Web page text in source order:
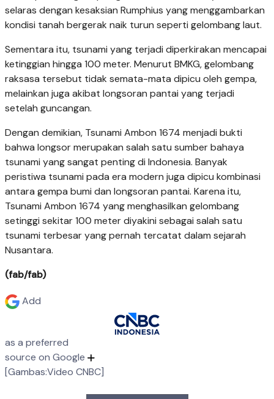
selaras dengan kesaksian Rumphius yang menggambarkan
kondisi tanah bergerak naik turun seperti gelombang laut.
Sementara itu, tsunami yang terjadi diperkirakan mencapai
ketinggian hingga 100 meter. Menurut BMKG, gelombang
raksasa tersebut tidak semata-mata dipicu oleh gempa,
melainkan juga akibat longsoran pantai yang terjadi
setelah guncangan.
Dengan demikian, Tsunami Ambon 1674 menjadi bukti
bahwa longsor merupakan salah satu sumber bahaya
tsunami yang sangat penting di Indonesia. Banyak
peristiwa tsunami pada era modern juga dipicu kombinasi
antara gempa bumi dan longsoran pantai. Karena itu,
Tsunami Ambon 1674 yang menghasilkan gelombang
setinggi sekitar 100 meter diyakini sebagai salah satu
tsunami terbesar yang pernah tercatat dalam sejarah
Nusantara.
(fab/fab)
Add
as a preferred
source on Google
[Gambas:Video CNBC]